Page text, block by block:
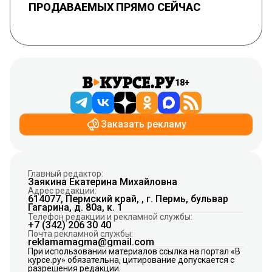
ПРОДАВАЕМЫХ ПРЯМО СЕЙЧАС
18+
Заказать рекламу
Главный редактор:
Заякина Екатерина Михайловна
Адрес редакции:
614077, Пермский край, , г. Пермь, бульвар
Гагарина, д. 80а, к. 1
Телефон редакции и рекламной службы:
+7 (342) 206 30 40
Почта рекламной службы:
reklamamagma@gmail.com
При использовании материалов ссылка на портал «В
курсе.ру» обязательна, цитирование допускается с
разрешения редакции.